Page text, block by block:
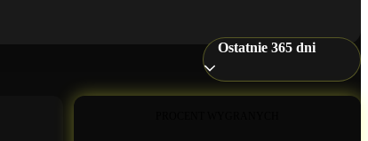
Ostatnie 365 dni